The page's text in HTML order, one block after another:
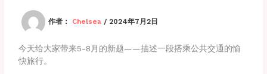
作者： Chelsea / 2024年7月2日
今天给大家带来5-8月的新题——描述一段搭乘公共交通的愉
快旅行。